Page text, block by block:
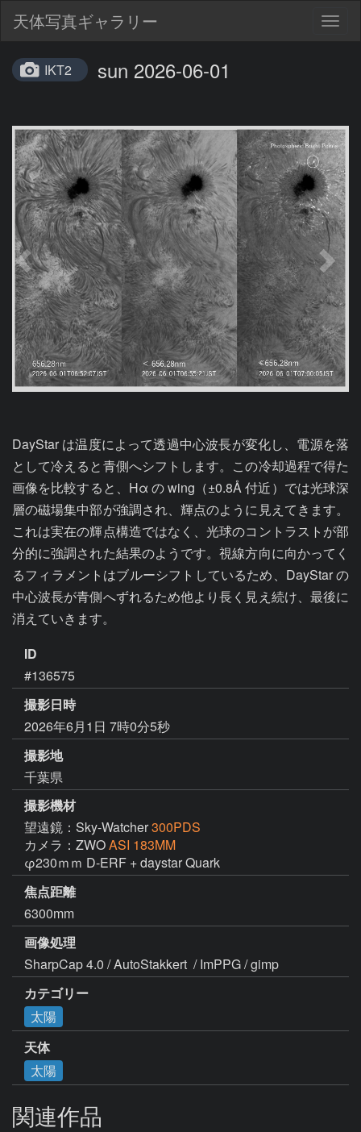
天体写真ギャラリー
IKT2 sun 2026-06-01
DayStar は温度によって透過中心波長が変化し、電源を落
として冷えると青側へシフトします。この冷却過程で得た
画像を比較すると、Hα の wing（±0.8Å 付近）では光球深
層の磁場集中部が強調され、輝点のように見えてきます。
これは実在の輝点構造ではなく、光球のコントラストが部
分的に強調された結果のようです。視線方向に向かってく
るフィラメントはブルーシフトしているため、DayStar の
中心波長が青側へずれるため他より長く見え続け、最後に
消えていきます。
ID
#136575
撮影日時
2026年6月1日 7時0分5秒
撮影地
千葉県
撮影機材
望遠鏡：Sky-Watcher300PDS
カメラ：ZWOASI 183MM
φ230ｍｍ D-ERF + daystar Quark
焦点距離
6300mm
画像処理
SharpCap 4.0 / AutoStakkert  / ImPPG / gimp
カテゴリー
太陽
天体
太陽
関連作品